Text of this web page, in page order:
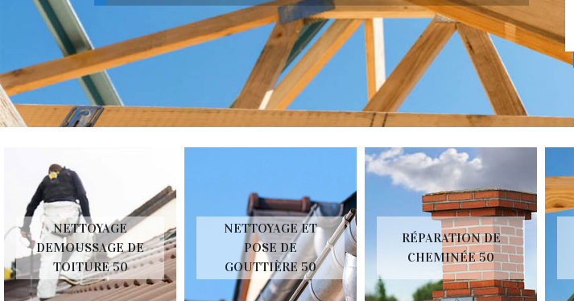
NETTOYAGE
DEMOUSSAGE DE
TOITURE 50
NETTOYAGE ET
POSE DE
GOUTTIÈRE 50
RÉPARATION DE
CHEMINÉE 50